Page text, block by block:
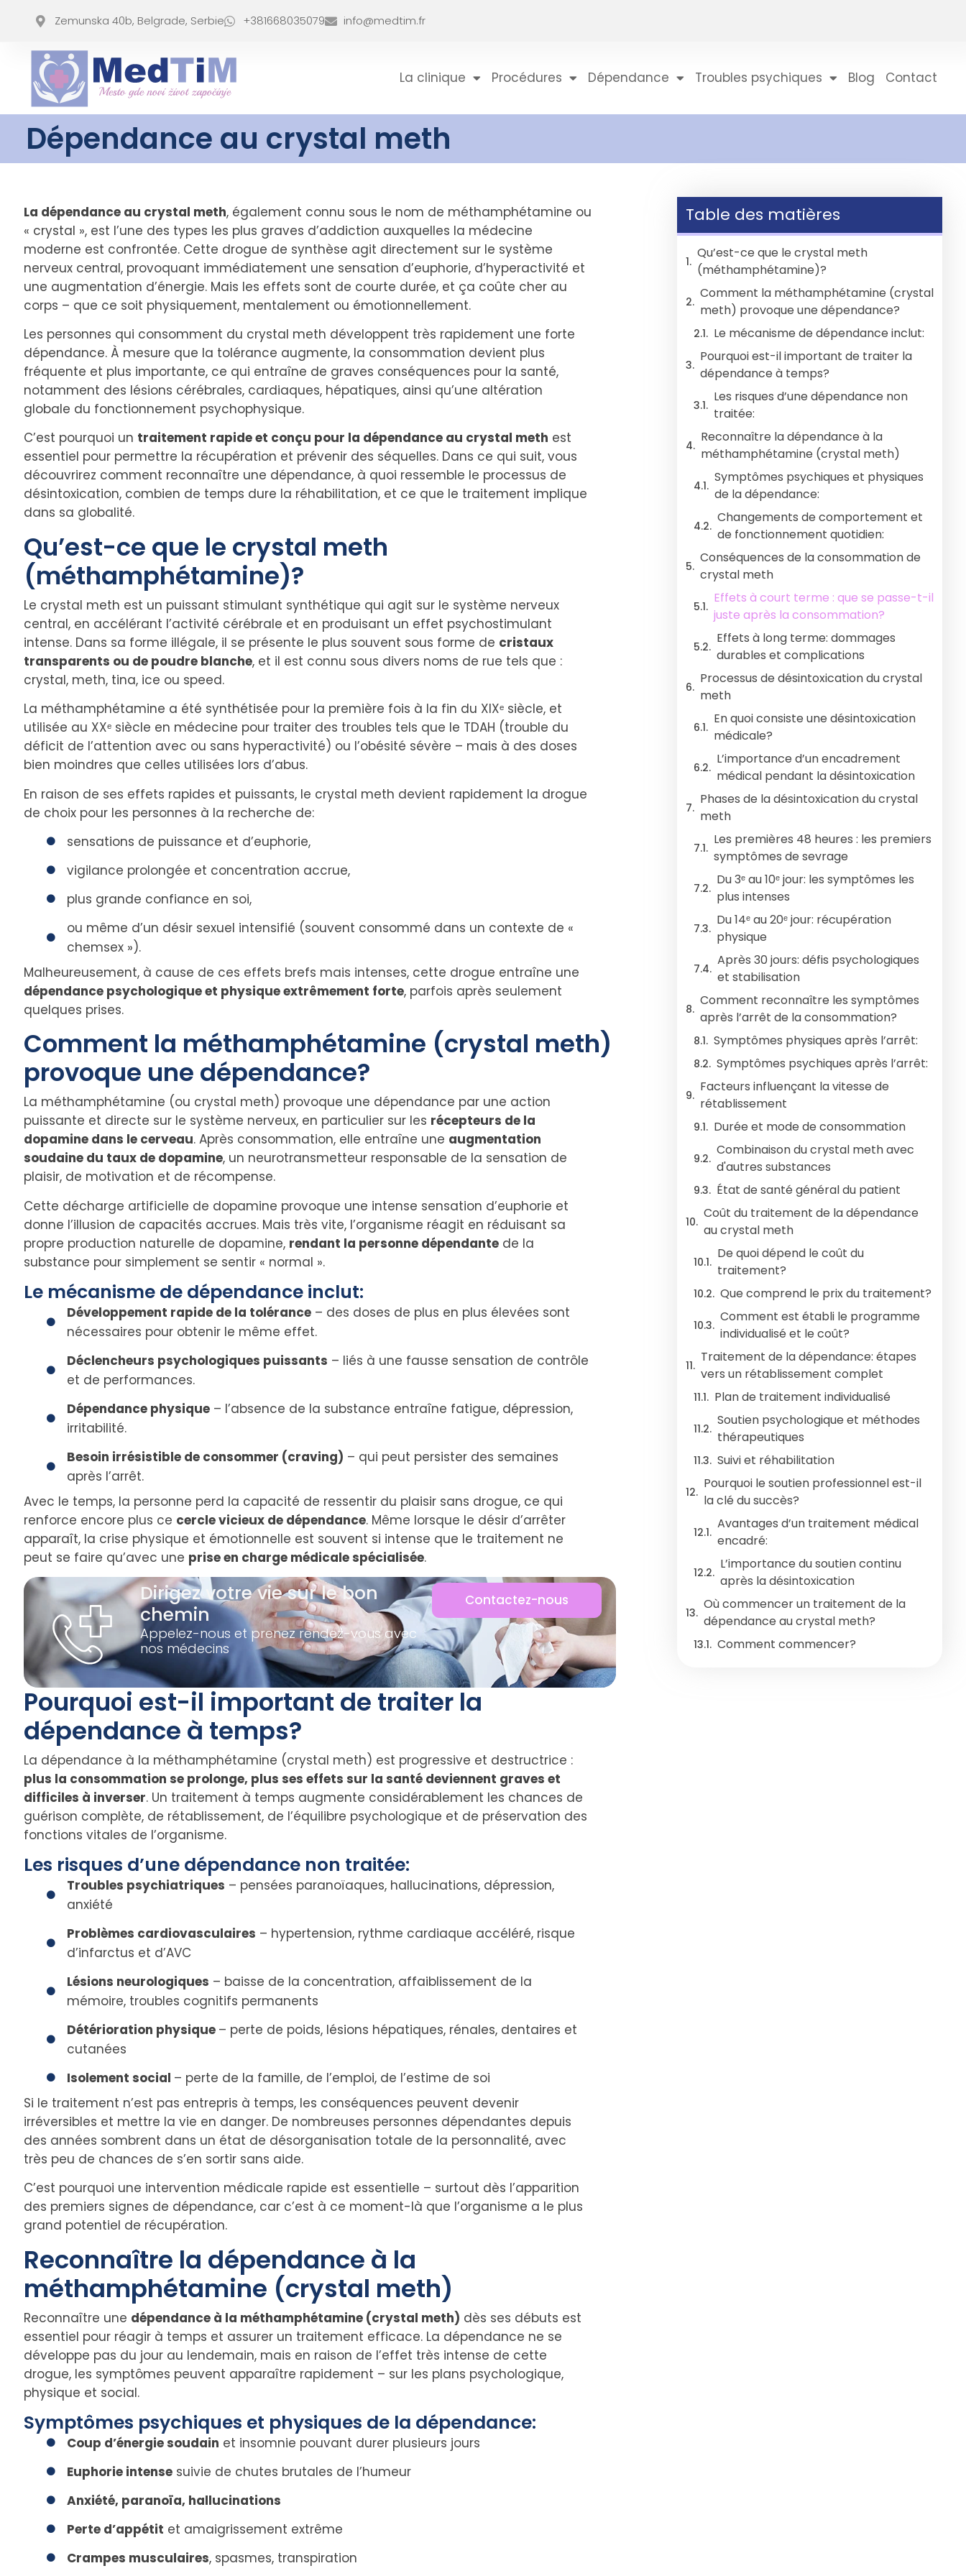
Zemunska 40b, Belgrade, Serbie +381668035079 info@medtim.fr
La clinique Procédures Dépendance Troubles psychiques Blog Contact
Dépendance au crystal meth
La dépendance au crystal meth, également connu sous le nom de méthamphétamine ou
« crystal », est l’une des types les plus graves d’addiction auxquelles la médecine
moderne est confrontée. Cette drogue de synthèse agit directement sur le système
nerveux central, provoquant immédiatement une sensation d’euphorie, d’hyperactivité et
une augmentation d’énergie. Mais les effets sont de courte durée, et ça coûte cher au
corps – que ce soit physiquement, mentalement ou émotionnellement.
Les personnes qui consomment du crystal meth développent très rapidement une forte
dépendance. À mesure que la tolérance augmente, la consommation devient plus
fréquente et plus importante, ce qui entraîne de graves conséquences pour la santé,
notamment des lésions cérébrales, cardiaques, hépatiques, ainsi qu’une altération
globale du fonctionnement psychophysique.
C’est pourquoi un traitement rapide et conçu pour la dépendance au crystal meth est
essentiel pour permettre la récupération et prévenir des séquelles. Dans ce qui suit, vous
découvrirez comment reconnaître une dépendance, à quoi ressemble le processus de
désintoxication, combien de temps dure la réhabilitation, et ce que le traitement implique
dans sa globalité.
Qu’est-ce que le crystal meth
(méthamphétamine)?
Le crystal meth est un puissant stimulant synthétique qui agit sur le système nerveux
central, en accélérant l’activité cérébrale et en produisant un effet psychostimulant
intense. Dans sa forme illégale, il se présente le plus souvent sous forme de cristaux
transparents ou de poudre blanche, et il est connu sous divers noms de rue tels que :
crystal, meth, tina, ice ou speed.
La méthamphétamine a été synthétisée pour la première fois à la fin du XIXᵉ siècle, et
utilisée au XXᵉ siècle en médecine pour traiter des troubles tels que le TDAH (trouble du
déficit de l’attention avec ou sans hyperactivité) ou l’obésité sévère – mais à des doses
bien moindres que celles utilisées lors d’abus.
En raison de ses effets rapides et puissants, le crystal meth devient rapidement la drogue
de choix pour les personnes à la recherche de:
sensations de puissance et d’euphorie,
vigilance prolongée et concentration accrue,
plus grande confiance en soi,
ou même d’un désir sexuel intensifié (souvent consommé dans un contexte de «
chemsex »).
Malheureusement, à cause de ces effets brefs mais intenses, cette drogue entraîne une
dépendance psychologique et physique extrêmement forte, parfois après seulement
quelques prises.
Comment la méthamphétamine (crystal meth)
provoque une dépendance?
La méthamphétamine (ou crystal meth) provoque une dépendance par une action
puissante et directe sur le système nerveux, en particulier sur les récepteurs de la
dopamine dans le cerveau. Après consommation, elle entraîne une augmentation
soudaine du taux de dopamine, un neurotransmetteur responsable de la sensation de
plaisir, de motivation et de récompense.
Cette décharge artificielle de dopamine provoque une intense sensation d’euphorie et
donne l’illusion de capacités accrues. Mais très vite, l’organisme réagit en réduisant sa
propre production naturelle de dopamine, rendant la personne dépendante de la
substance pour simplement se sentir « normal ».
Le mécanisme de dépendance inclut:
Développement rapide de la tolérance– des doses de plus en plus élevées sont
nécessaires pour obtenir le même effet.
Déclencheurs psychologiques puissants – liés à une fausse sensation de contrôle
et de performances.
Dépendance physique– l’absence de la substance entraîne fatigue, dépression,
irritabilité.
Besoin irrésistible de consommer (craving) – qui peut persister des semaines
après l’arrêt.
Avec le temps, la personne perd la capacité de ressentir du plaisir sans drogue, ce qui
renforce encore plus ce cercle vicieux de dépendance. Même lorsque le désir d’arrêter
apparaît, la crise physique et émotionnelle est souvent si intense que le traitement ne
peut se faire qu’avec une prise en charge médicale spécialisée.
Dirigez votre vie sur le bon
chemin
Appelez-nous et prenez rendez-vous avec
nos médecins
Contactez-nous
Pourquoi est-il important de traiter la
dépendance à temps?
La dépendance à la méthamphétamine (crystal meth) est progressive et destructrice :
plus la consommation se prolonge, plus ses effets sur la santé deviennent graves et
difficiles à inverser. Un traitement à temps augmente considérablement les chances de
guérison complète, de rétablissement, de l’équilibre psychologique et de préservation des
fonctions vitales de l’organisme.
Les risques d’une dépendance non traitée:
Troubles psychiatriques – pensées paranoïaques, hallucinations, dépression,
anxiété
Problèmes cardiovasculaires – hypertension, rythme cardiaque accéléré, risque
d’infarctus et d’AVC
Lésions neurologiques – baisse de la concentration, affaiblissement de la
mémoire, troubles cognitifs permanents
Détérioration physique – perte de poids, lésions hépatiques, rénales, dentaires et
cutanées
Isolement social – perte de la famille, de l’emploi, de l’estime de soi
Si le traitement n’est pas entrepris à temps, les conséquences peuvent devenir
irréversibles et mettre la vie en danger. De nombreuses personnes dépendantes depuis
des années sombrent dans un état de désorganisation totale de la personnalité, avec
très peu de chances de s’en sortir sans aide.
C’est pourquoi une intervention médicale rapide est essentielle – surtout dès l’apparition
des premiers signes de dépendance, car c’est à ce moment-là que l’organisme a le plus
grand potentiel de récupération.
Reconnaître la dépendance à la
méthamphétamine (crystal meth)
Reconnaître une dépendance à la méthamphétamine (crystal meth) dès ses débuts est
essentiel pour réagir à temps et assurer un traitement efficace. La dépendance ne se
développe pas du jour au lendemain, mais en raison de l’effet très intense de cette
drogue, les symptômes peuvent apparaître rapidement – sur les plans psychologique,
physique et social.
Symptômes psychiques et physiques de la dépendance:
Coup d’énergie soudain et insomnie pouvant durer plusieurs jours
Euphorie intensesuivie de chutes brutales de l’humeur
Anxiété, paranoïa, hallucinations
Perte d’appétit et amaigrissement extrême
Crampes musculaires, spasmes, transpiration
Table des matières
Qu’est-ce que le crystal meth
(méthamphétamine)?
Comment la méthamphétamine (crystal
meth) provoque une dépendance?
Le mécanisme de dépendance inclut:
Pourquoi est-il important de traiter la
dépendance à temps?
Les risques d’une dépendance non
traitée:
Reconnaître la dépendance à la
méthamphétamine (crystal meth)
Symptômes psychiques et physiques
de la dépendance:
Changements de comportement et
de fonctionnement quotidien:
Conséquences de la consommation de
crystal meth
Effets à court terme : que se passe-t-il
juste après la consommation?
Effets à long terme: dommages
durables et complications
Processus de désintoxication du crystal
meth
En quoi consiste une désintoxication
médicale?
L’importance d’un encadrement
médical pendant la désintoxication
Phases de la désintoxication du crystal
meth
Les premières 48 heures : les premiers
symptômes de sevrage
Du 3ᵉ au 10ᵉ jour: les symptômes les
plus intenses
Du 14ᵉ au 20ᵉ jour: récupération
physique
Après 30 jours: défis psychologiques
et stabilisation
Comment reconnaître les symptômes
après l’arrêt de la consommation?
Symptômes physiques après l’arrêt:
Symptômes psychiques après l’arrêt:
Facteurs influençant la vitesse de
rétablissement
Durée et mode de consommation
Combinaison du crystal meth avec
d'autres substances
État de santé général du patient
Coût du traitement de la dépendance
au crystal meth
De quoi dépend le coût du
traitement?
Que comprend le prix du traitement?
Comment est établi le programme
individualisé et le coût?
Traitement de la dépendance: étapes
vers un rétablissement complet
Plan de traitement individualisé
Soutien psychologique et méthodes
thérapeutiques
Suivi et réhabilitation
Pourquoi le soutien professionnel est-il
la clé du succès?
Avantages d’un traitement médical
encadré:
L’importance du soutien continu
après la désintoxication
Où commencer un traitement de la
dépendance au crystal meth?
Comment commencer?